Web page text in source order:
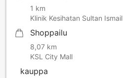
1 km
Klinik Kesihatan Sultan Ismail
Shoppailu
8,07 km
KSL City Mall
kauppa